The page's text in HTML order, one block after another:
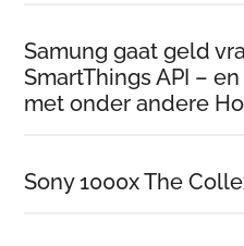
Samung gaat geld
SmartThings API –
met onder andere
Sony 1000x The